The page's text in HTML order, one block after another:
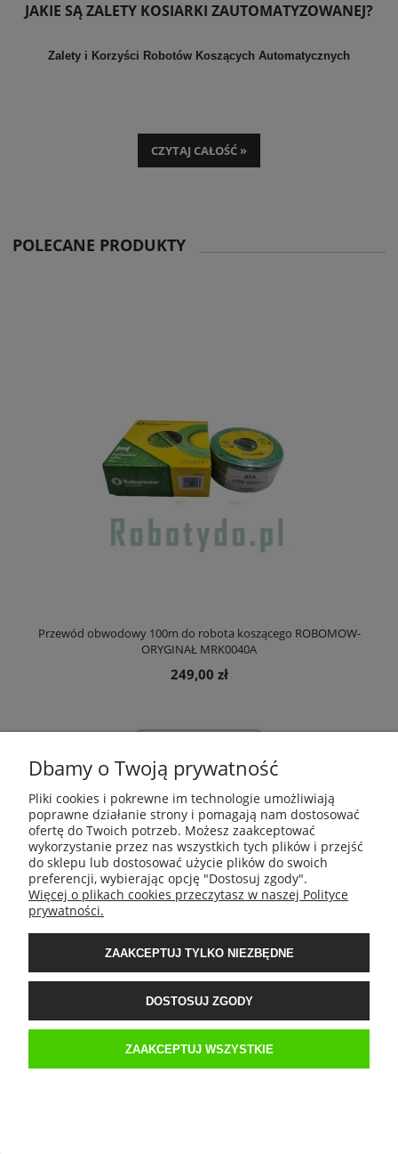
JAKIE SĄ ZALETY KOSIARKI ZAUTOMATYZOWANEJ?
Zalety i Korzyści Robotów Koszących Automatycznych
CZYTAJ CAŁOŚĆ »
POLECANE PRODUKTY
Przewód obwodowy 100m do robota koszącego ROBOMOW-
ORYGINAŁ MRK0040A
249,00 zł
DO KOSZYKA
Dbamy o Twoją prywatność
Pliki cookies i pokrewne im technologie umożliwiają
poprawne działanie strony i pomagają nam dostosować
ofertę do Twoich potrzeb. Możesz zaakceptować
wykorzystanie przez nas wszystkich tych plików i przejść
do sklepu lub dostosować użycie plików do swoich
preferencji, wybierając opcję "Dostosuj zgody".
Więcej o plikach cookies przeczytasz w naszej Polityce
prywatności.
ZAAKCEPTUJ TYLKO NIEZBĘDNE
DOSTOSUJ ZGODY
ZAAKCEPTUJ WSZYSTKIE